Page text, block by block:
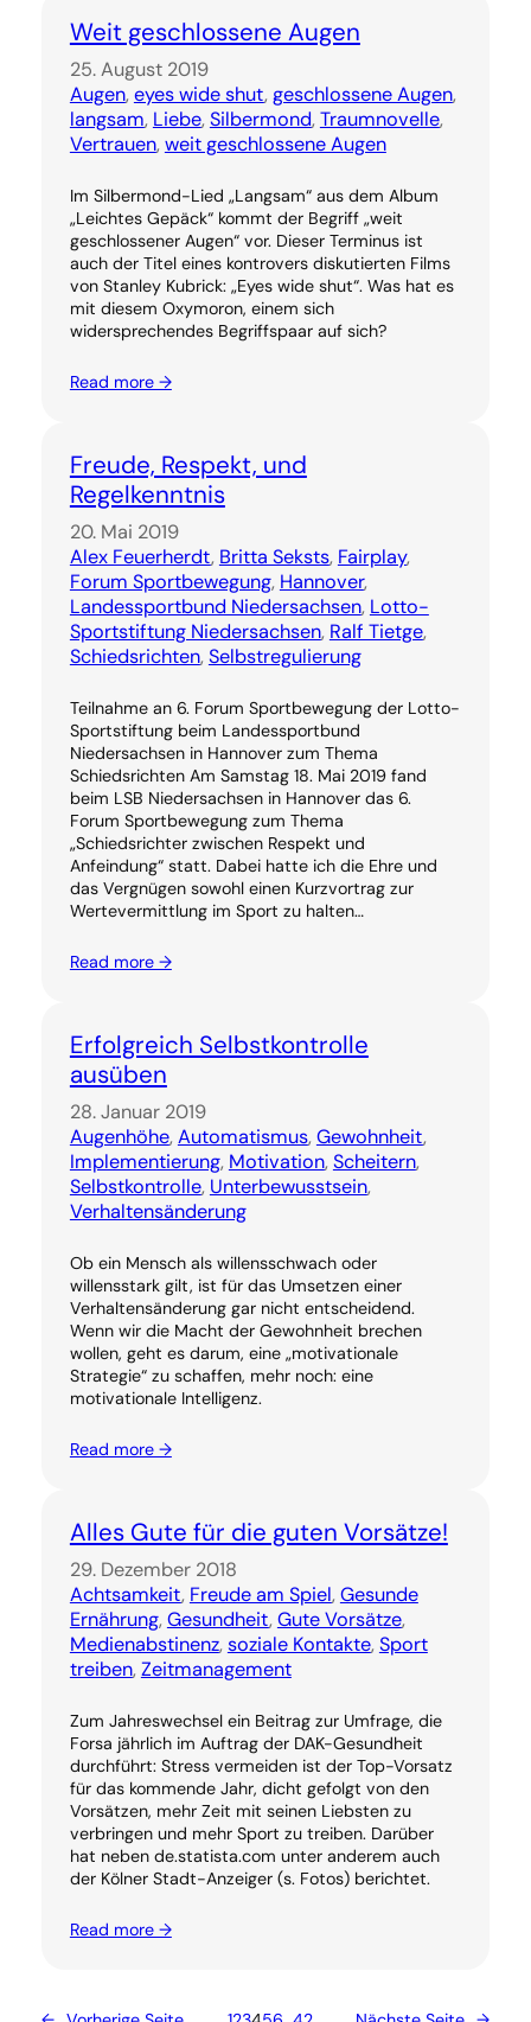
Weit geschlossene Augen
25. August 2019
Augen, eyes wide shut, geschlossene Augen,
langsam, Liebe, Silbermond, Traumnovelle,
Vertrauen, weit geschlossene Augen
Im Silbermond-Lied „Langsam“ aus dem Album
„Leichtes Gepäck“ kommt der Begriff „weit
geschlossener Augen“ vor. Dieser Terminus ist
auch der Titel eines kontrovers diskutierten Films
von Stanley Kubrick: „Eyes wide shut“. Was hat es
mit diesem Oxymoron, einem sich
widersprechendes Begriffspaar auf sich?
Read more →
Freude, Respekt, und
Regelkenntnis
20. Mai 2019
Alex Feuerherdt, Britta Seksts, Fairplay,
Forum Sportbewegung, Hannover,
Landessportbund Niedersachsen, Lotto-
Sportstiftung Niedersachsen, Ralf Tietge,
Schiedsrichten, Selbstregulierung
Teilnahme an 6. Forum Sportbewegung der Lotto-
Sportstiftung beim Landessportbund
Niedersachsen in Hannover zum Thema
Schiedsrichten Am Samstag 18. Mai 2019 fand
beim LSB Niedersachsen in Hannover das 6.
Forum Sportbewegung zum Thema
„Schiedsrichter zwischen Respekt und
Anfeindung“ statt. Dabei hatte ich die Ehre und
das Vergnügen sowohl einen Kurzvortrag zur
Wertevermittlung im Sport zu halten…
Read more →
Erfolgreich Selbstkontrolle
ausüben
28. Januar 2019
Augenhöhe, Automatismus, Gewohnheit,
Implementierung, Motivation, Scheitern,
Selbstkontrolle, Unterbewusstsein,
Verhaltensänderung
Ob ein Mensch als willensschwach oder
willensstark gilt, ist für das Umsetzen einer
Verhaltensänderung gar nicht entscheidend.
Wenn wir die Macht der Gewohnheit brechen
wollen, geht es darum, eine „motivationale
Strategie“ zu schaffen, mehr noch: eine
motivationale Intelligenz.
Read more →
Alles Gute für die guten Vorsätze!
29. Dezember 2018
Achtsamkeit, Freude am Spiel, Gesunde
Ernährung, Gesundheit, Gute Vorsätze,
Medienabstinenz, soziale Kontakte, Sport
treiben, Zeitmanagement
Zum Jahreswechsel ein Beitrag zur Umfrage, die
Forsa jährlich im Auftrag der DAK-Gesundheit
durchführt: Stress vermeiden ist der Top-Vorsatz
für das kommende Jahr, dicht gefolgt von den
Vorsätzen, mehr Zeit mit seinen Liebsten zu
verbringen und mehr Sport zu treiben. Darüber
hat neben de.statista.com unter anderem auch
der Kölner Stadt-Anzeiger (s. Fotos) berichtet.
Read more →